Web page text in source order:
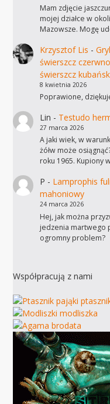
Mam zdjęcie
mojej działce w
Mazowsze. Mogę
Krzysztof Lis -
świerszcz
świerszcz
8 kwietnia 2026
Poprawione,
Lin - Testudo
27 marca 2026
A jaki wiek, w
żółw może
roku 1965. Kupiony
P - Lamprophis
mahoniowy
24 marca 2026
Hej, jak można
jedzenia martwego
ogromny problem?
Współpracują z nami